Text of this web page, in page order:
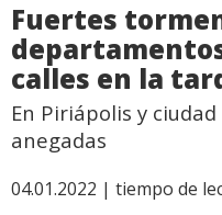
Fuertes
calles en la
En Piriápolis y
anegadas
04.01.2022 | tiempo de